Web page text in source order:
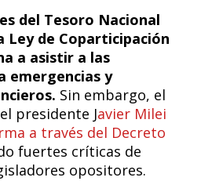
del Tesoro Nacional
Ley de Coparticipación
a asistir a las
emergencias y
Sin embargo, el
presidente Javier Milei
a través del Decreto
fuertes críticas de
opositores.